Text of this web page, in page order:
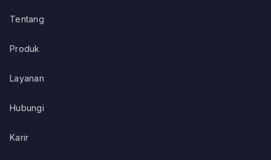
Tentang
Produk
Layanan
Hubungi
Karir